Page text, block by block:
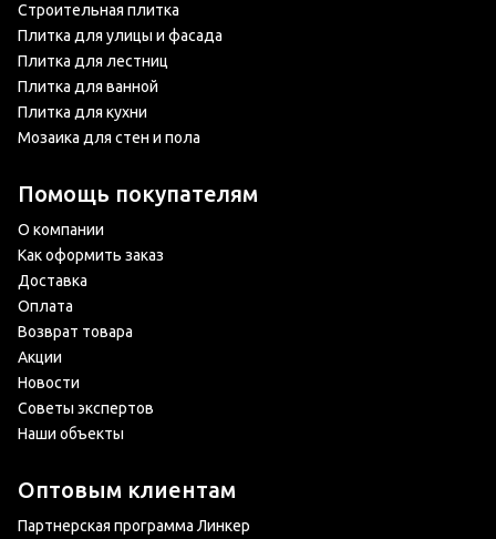
Строительная плитка
Плитка для улицы и фасада
Плитка для лестниц
Плитка для ванной
Плитка для кухни
Мозаика для стен и пола
Помощь покупателям
О компании
Как оформить заказ
Доставка
Оплата
Возврат товара
Акции
Новости
Советы экспертов
Наши объекты
Оптовым клиентам
Партнерская программа Линкер